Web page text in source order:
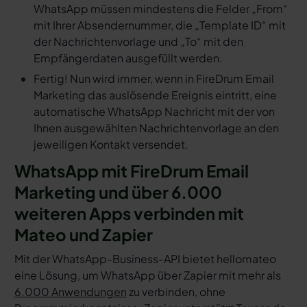
WhatsApp müssen mindestens die Felder „From“
mit Ihrer Absendernummer, die „Template ID“ mit
der Nachrichtenvorlage und „To“ mit den
Empfängerdaten ausgefüllt werden.
Fertig! Nun wird immer, wenn in FireDrum Email
Marketing das auslösende Ereignis eintritt, eine
automatische WhatsApp Nachricht mit der von
Ihnen ausgewählten Nachrichtenvorlage an den
jeweiligen Kontakt versendet.
WhatsApp mit FireDrum Email
Marketing und über 6.000
weiteren Apps verbinden mit
Mateo und Zapier
Mit der WhatsApp-Business-API bietet hellomateo
eine Lösung, um WhatsApp über Zapier mit mehr als
6.000 Anwendungenzu verbinden, ohne